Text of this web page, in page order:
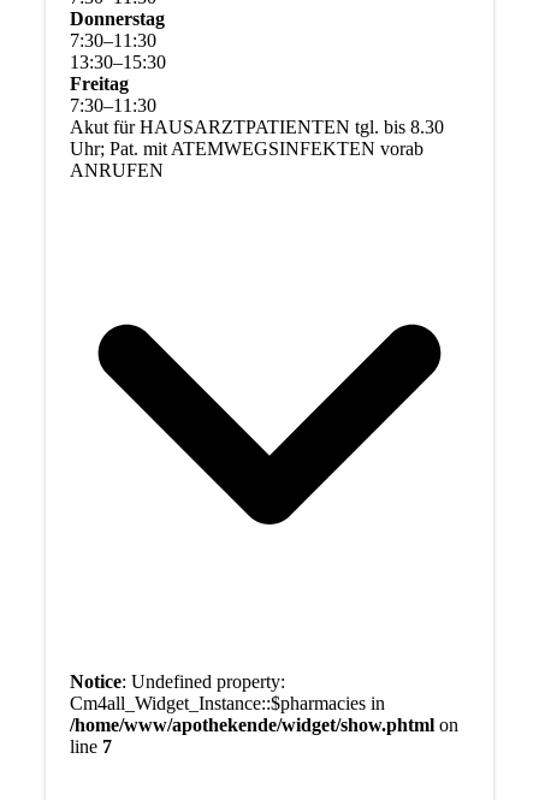
Donnerstag
7:30–11 :30
13:30–15:30
Freitag
7:30–11 :30
Akut für HAUSARZTPATIENTEN tgl. bis 8.30
Uhr; Pat. mit ATEMWEGSINFEKTEN vorab
ANRUFEN
Notice: Undefined property:
Cm4all_Widget_Instance::$pharmacies in
/home/www/apothekende/widget/show.phtmlon
line 7